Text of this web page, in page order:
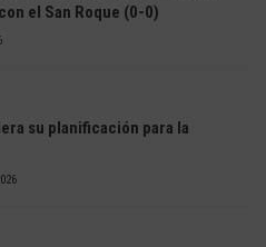
el San Roque (0-0)
su planificación para la